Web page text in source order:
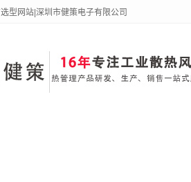
型网站|深圳市健策电子有限公司